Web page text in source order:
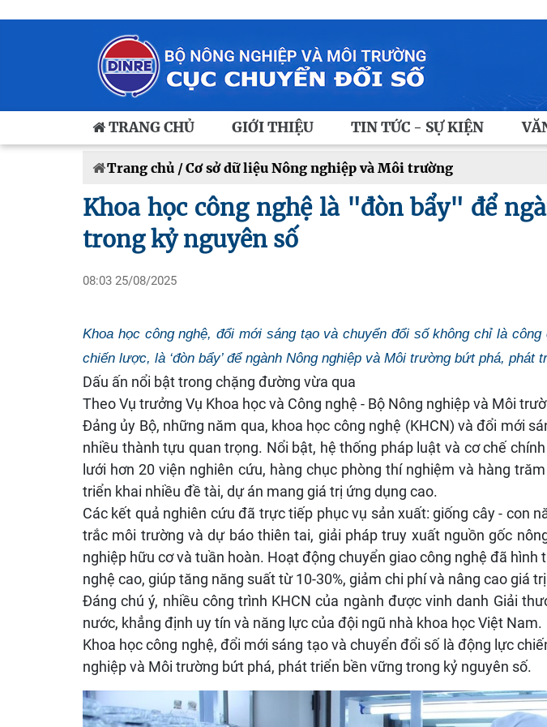
TRANG CHỦ GIỚI THIỆU TIN TỨC - SỰ KIỆN
Trang chủ /Cơ sở dữ liệu Nông nghiệp và Môi trường
Khoa học công nghệ là "đòn bẩy" để
trong kỷ nguyên số
08:03 25/08/2025
Khoa học công nghệ, đổi mới sáng tạo và chuyển đổi số không chỉ là
chiến lược, là ‘đòn bẩy’ để ngành Nông nghiệp và Môi trường bứt phá, phát
Dấu ấn nổi bật trong chặng đường vừa qua
Theo Vụ trưởng Vụ Khoa học và Công nghệ - Bộ Nông nghiệp và Môi
Đảng ủy Bộ, những năm qua, khoa học công nghệ (KHCN) và đổi mới
nhiều thành tựu quan trọng. Nổi bật, hệ thống pháp luật và cơ chế
lưới hơn 20 viện nghiên cứu, hàng chục phòng thí nghiệm và hàng
triển khai nhiều đề tài, dự án mang giá trị ứng dụng cao.
Các kết quả nghiên cứu đã trực tiếp phục vụ sản xuất: giống cây - con
trắc môi trường và dự báo thiên tai, giải pháp truy xuất nguồn gốc
nghiệp hữu cơ và tuần hoàn. Hoạt động chuyển giao công nghệ đã hình
nghệ cao, giúp tăng năng suất từ 10-30%, giảm chi phí và nâng cao giá
Đáng chú ý, nhiều công trình KHCN của ngành được vinh danh Giải
nước, khẳng định uy tín và năng lực của đội ngũ nhà khoa học Việt Nam.
Khoa học công nghệ, đổi mới sáng tạo và chuyển đổi số là động lực
nghiệp và Môi trường bứt phá, phát triển bền vững trong kỷ nguyên số.